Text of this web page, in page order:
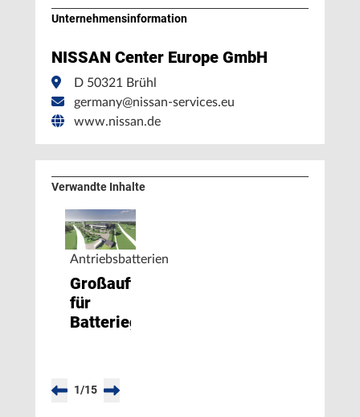
Unternehmens­information
NISSAN Center Europe GmbH
D 50321 Brühl
germany@nissan-services.eu
www.nissan.de
Verwandte Inhalte
Antriebsbatterien
Großauftrag
für
Batteriegehäuse
1/15